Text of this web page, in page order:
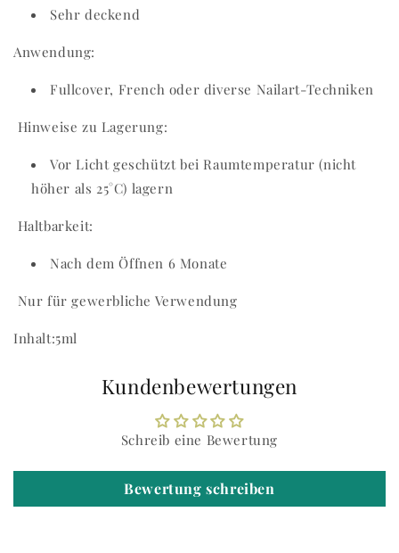
Sehr deckend
Anwendung:
Fullcover, French oder diverse Nailart-Techniken
Hinweise zu Lagerung:
Vor Licht geschützt bei Raumtemperatur (nicht
höher als 25°C) lagern
Haltbarkeit:
Nach dem Öffnen 6 Monate
Nur für gewerbliche Verwendung
Inhalt:5ml
Kundenbewertungen
Schreib eine Bewertung
Bewertung schreiben